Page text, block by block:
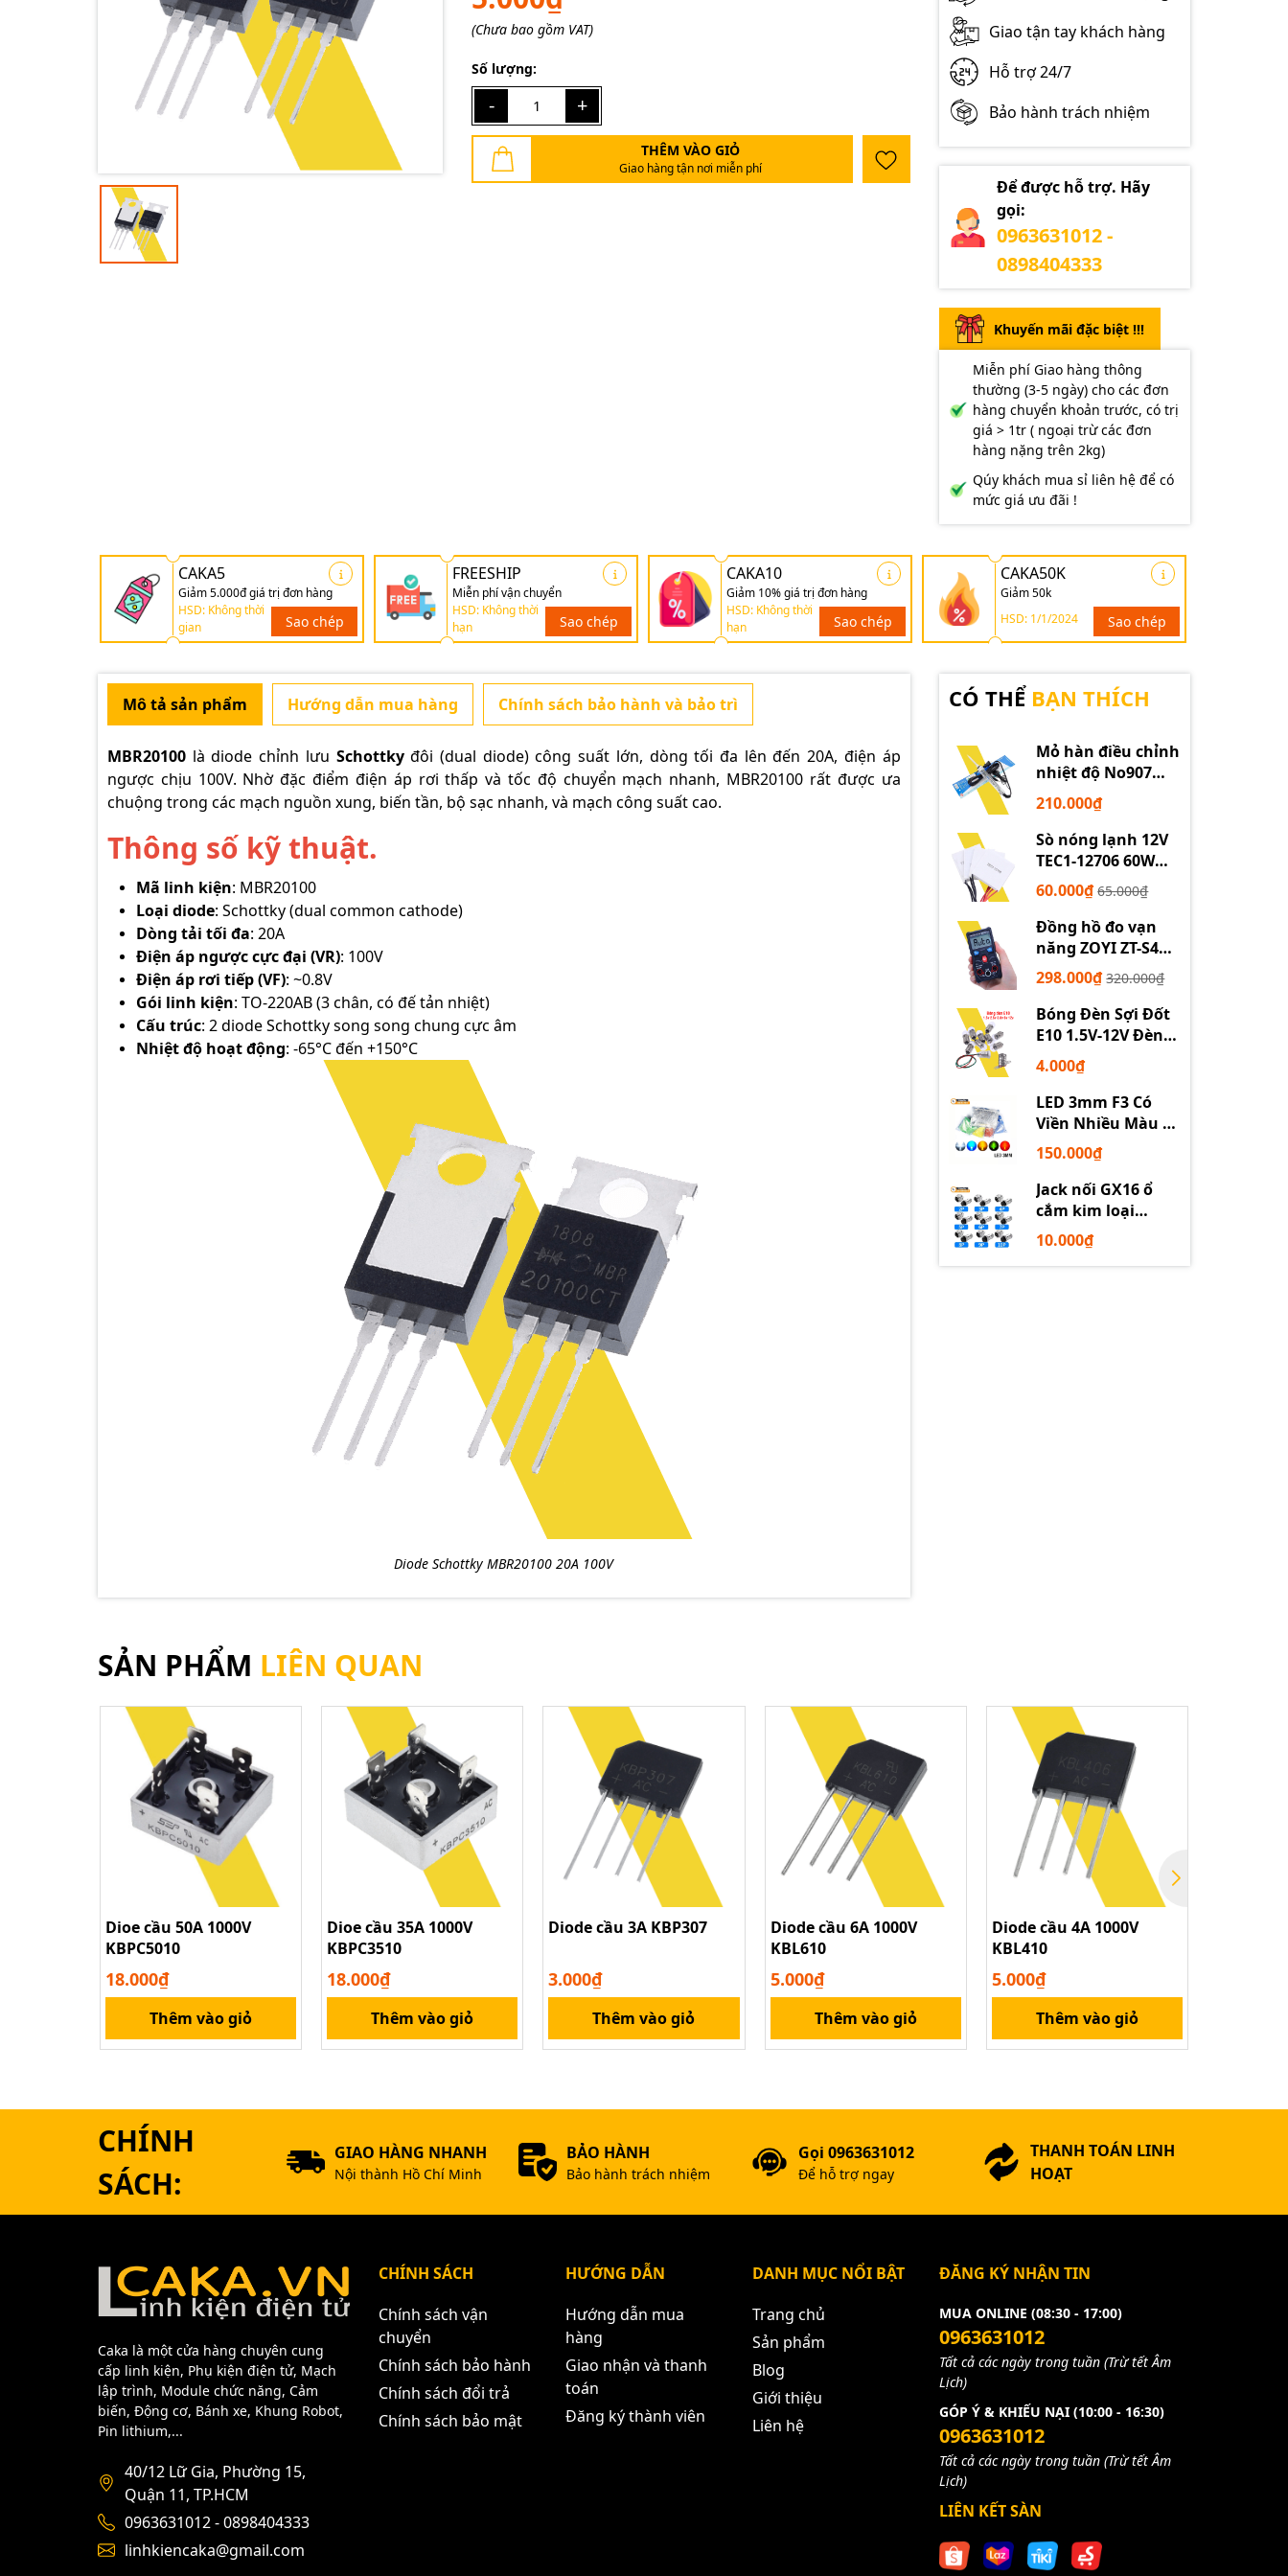
(Chưa bao gồm VAT)
Số lượng:
- +
THÊM VÀO GIỎ
Giao hàng tận nơi miễn phí
Giao tận tay khách hàng
Hỗ trợ 24/7
Bảo hành trách nhiệm
Để được hỗ trợ. Hãy
gọi:
0963631012 -
0898404333
Khuyến mãi đặc biệt !!!
Miễn phí Giao hàng thông
thường (3-5 ngày) cho các đơn
hàng chuyển khoản trước, có trị
giá > 1tr ( ngoại trừ các đơn
hàng nặng trên 2kg)
Qúy khách mua sỉ liên hệ để có
mức giá ưu đãi !
CAKA5
Giảm 5.000đ giá trị đơn hàng
HSD: Không thời
gian
Sao chép
FREESHIP
Miễn phí vận chuyển
HSD: Không thời
hạn
Sao chép
CAKA10
Giảm 10% giá trị đơn hàng
HSD: Không thời
hạn
Sao chép
CAKA50K
Giảm 50k
HSD: 1/1/2024
Sao chép
Điều kiện:
Mô tả sản phẩm Hướng dẫn mua hàng Chính sách bảo hành và bảo trì
MBR20100 là diode chỉnh lưu Schottkyđôi (dual diode) công suất lớn, dòng tối đa lên đến 20A, điện áp
ngược chịu 100V. Nhờ đặc điểm điện áp rơi thấp và tốc độ chuyển mạch nhanh, MBR20100 rất được ưa
chuộng trong các mạch nguồn xung, biến tần, bộ sạc nhanh, và mạch công suất cao.
Thông số kỹ thuật.
Mã linh kiện: MBR20100
Loại diode: Schottky (dual common cathode)
Dòng tải tối đa: 20A
Điện áp ngược cực đại (VR): 100V
Điện áp rơi tiếp (VF): ~0.8V
Gói linh kiện: TO-220AB (3 chân, có đế tản nhiệt)
Cấu trúc: 2 diode Schottky song song chung cực âm
Nhiệt độ hoạt động: -65°C đến +150°C
Diode Schottky MBR20100 20A 100V
CÓ THỂ BẠN THÍCH
Mỏ hàn điều chỉnh
nhiệt độ No907
60W 220V loại tốt
210.000₫
Sò nóng lạnh 12V
TEC1-12706 60W
12710 100W 12715
150W
60.000₫ 65.000₫
Đồng hồ đo vạn
năng ZOYI ZT-S4
tự động
298.000₫ 320.000₫
Bóng Đèn Sợi Đốt
E10 1.5V-12V Đèn
Thí Nghiệm STEM
4.000₫
LED 3mm F3 Có
Viền Nhiều Màu –
Trắng Đỏ Xanh
Dương Lục Vàng
150.000₫
Jack nối GX16 ổ
cắm kim loại
2/3/4/5/6P chuyên
dụng
10.000₫
SẢN PHẨM LIÊN QUAN
Dioe cầu 50A 1000V
KBPC5010
18.000₫
Thêm vào giỏ
Dioe cầu 35A 1000V
KBPC3510
18.000₫
Thêm vào giỏ
Diode cầu 3A KBP307
3.000₫
Thêm vào giỏ
Diode cầu 6A 1000V
KBL610
5.000₫
Thêm vào giỏ
Diode cầu 4A 1000V
KBL410
5.000₫
Thêm vào giỏ
CHÍNH
SÁCH:
GIAO HÀNG NHANH
Nội thành Hồ Chí Minh
BẢO HÀNH
Bảo hành trách nhiệm
Gọi 0963631012
Để hỗ trợ ngay
THANH TOÁN LINH
HOẠT
Caka là một cửa hàng chuyên cung
cấp linh kiện, Phụ kiện điện tử, Mạch
lập trình, Module chức năng, Cảm
biến, Động cơ, Bánh xe, Khung Robot,
Pin lithium,...
40/12 Lữ Gia, Phường 15,
Quận 11, TP.HCM
0963631012 - 0898404333
linhkiencaka@gmail.com
CHÍNH SÁCH
Chính sách vận
chuyển
Chính sách bảo hành
Chính sách đổi trả
Chính sách bảo mật
HƯỚNG DẪN
Hướng dẫn mua
hàng
Giao nhận và thanh
toán
Đăng ký thành viên
DANH MỤC NỔI BẬT
Trang chủ
Sản phẩm
Blog
Giới thiệu
Liên hệ
ĐĂNG KÝ NHẬN TIN
MUA ONLINE (08:30 - 17:00)
0963631012
Tất cả các ngày trong tuần (Trừ tết Âm
Lịch)
GÓP Ý & KHIẾU NẠI (10:00 - 16:30)
0963631012
Tất cả các ngày trong tuần (Trừ tết Âm
Lịch)
LIÊN KẾT SÀN